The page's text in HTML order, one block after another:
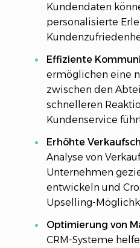
Kundendaten
personalisierte
Effiziente
ermöglichen eine
zwischen den
schnelleren
Kundenservice
Erhöhte
Analyse von
Unternehmen
entwickeln und
Upselling-
Optimierung von
CRM-Systeme